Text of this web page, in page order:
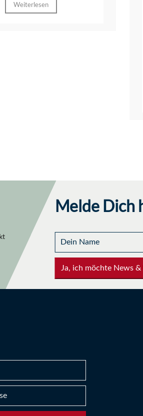
Weiterlesen
Melde Dich
Ja, ich möchte News